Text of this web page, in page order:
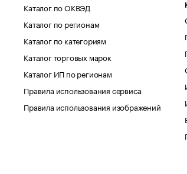
Каталог по ОКВЭД
Каталог по регионам
Каталог по категориям
Каталог торговых марок
Каталог ИП по регионам
Правила использования сервиса
Правила использования изображений